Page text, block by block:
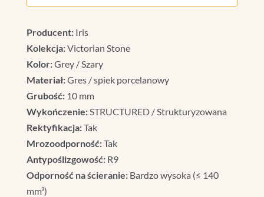
Producent:Iris
Kolekcja:Victorian Stone
Kolor:Grey / Szary
Materiał:Gres / spiek porcelanowy
Grubość:10 mm
Wykończenie:STRUCTURED / Strukturyzowana
Rektyfikacja:Tak
Mrozoodporność:Tak
Antypoślizgowość:R9
Odporność na ścieranie:Bardzo wysoka (≤ 140
mm³)